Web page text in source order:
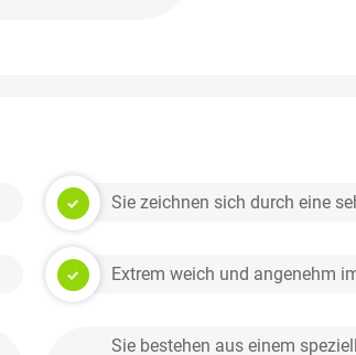
Sie zeichnen sich durch eine
Extrem weich und angenehm
Sie bestehen aus einem